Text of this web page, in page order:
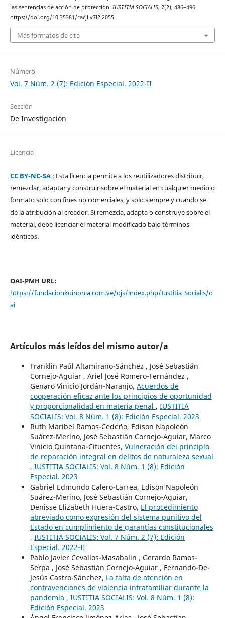
las sentencias de acción de protección. IUSTITIA SOCIALIS, 7(2), 486–496.
https://doi.org/10.35381/racji.v7i2.2055
Más formatos de cita
Número
Vol. 7 Núm. 2 (7): Edición Especial. 2022-II
Sección
De Investigación
Licencia
CC BY-NC-SA: Esta licencia permite a los reutilizadores distribuir,
remezclar, adaptar y construir sobre el material en cualquier medio o
formato solo con fines no comerciales, y solo siempre y cuando se
dé la atribución al creador. Si remezcla, adapta o construye sobre el
material, debe licenciar el material modificado bajo términos
idénticos.
OAI-PMH URL:
https://fundacionkoinonia.com.ve/ojs/index.php/Iustitia_Socialis/o
ai
Artículos más leídos del mismo autor/a
Franklin Paúl Altamirano-Sánchez , José Sebastián
Cornejo-Aguiar , Ariel José Romero-Fernández ,
Genaro Vinicio Jordán-Naranjo, Acuerdos de
cooperación eficaz ante los principios de oportunidad
y proporcionalidad en materia penal , IUSTITIA
SOCIALIS: Vol. 8 Núm. 1 (8): Edición Especial. 2023
Ruth Maribel Ramos-Cedeño, Edison Napoleón
Suárez-Merino, José Sebastián Cornejo-Aguiar, Marco
Vinicio Quintana-Cifuentes, Vulneración del principio
de reparación integral en delitos de naturaleza sexual
, IUSTITIA SOCIALIS: Vol. 8 Núm. 1 (8): Edición
Especial. 2023
Gabriel Edmundo Calero-Larrea, Edison Napoleón
Suárez-Merino, José Sebastián Cornejo-Aguiar,
Denisse Elizabeth Huera-Castro, El procedimiento
abreviado como expresión del sistema punitivo del
Estado en cumplimiento de garantías constitucionales
, IUSTITIA SOCIALIS: Vol. 7 Núm. 2 (7): Edición
Especial. 2022-II
Pablo Javier Cevallos-Masabalin , Gerardo Ramos-
Serpa , José Sebastián Cornejo-Aguiar , Fernando-De-
Jesús Castro-Sánchez, La falta de atención en
contravenciones de violencia intrafamiliar durante la
pandemia , IUSTITIA SOCIALIS: Vol. 8 Núm. 1 (8):
Edición Especial. 2023